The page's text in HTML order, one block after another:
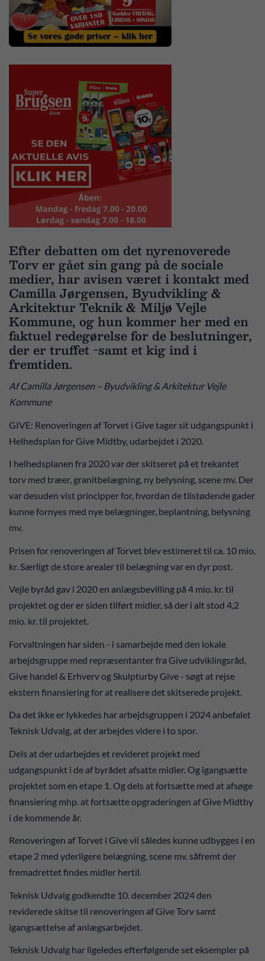
Efter debatten om det nyrenoverede
Torv er gået sin gang på de sociale
medier, har avisen været i kontakt med
Camilla Jørgensen, Byudvikling &
Arkitektur Teknik & Miljø Vejle
Kommune, og hun kommer her med en
faktuel redegørelse for de beslutninger,
der er truffet -samt et kig ind i
fremtiden.
Af Camilla Jørgensen – Byudvikling & Arkitektur Vejle
Kommune
GIVE: Renoveringen af Torvet i Give tager sit udgangspunkt i
Helhedsplan for Give Midtby, udarbejdet i 2020.
I helhedsplanen fra 2020 var der skitseret på et trekantet
torv med træer, granitbelægning, ny belysning, scene mv. Der
var desuden vist principper for, hvordan de tilstødende gader
kunne fornyes med nye belægninger, beplantning, belysning
mv.
Prisen for renoveringen af Torvet blev estimeret til ca. 10 mio.
kr. Særligt de store arealer til belægning var en dyr post.
Vejle byråd gav i 2020 en anlægsbevilling på 4 mio. kr. til
projektet og der er siden tilført midler, så der i alt stod 4,2
mio. kr. til projektet.
Forvaltningen har siden - i samarbejde med den lokale
arbejdsgruppe med repræsentanter fra Give udviklingsråd,
Give handel & Erhverv og Skulpturby Give - søgt at rejse
ekstern finansiering for at realisere det skitserede projekt.
Da det ikke er lykkedes har arbejdsgruppen i 2024 anbefalet
Teknisk Udvalg, at der arbejdes videre i to spor.
Dels at der udarbejdes et revideret projekt med
udgangspunkt i de af byrådet afsatte midler. Og igangsætte
projektet som en etape 1. Og dels at fortsætte med at afsøge
finansiering mhp. at fortsætte opgraderingen af Give Midtby
i de kommende år.
Renoveringen af Torvet i Give vil således kunne udbygges i en
etape 2 med yderligere belægning, scene mv. såfremt der
fremadrettet findes midler hertil.
Teknisk Udvalg godkendte 10. december 2024 den
reviderede skitse til renoveringen af Give Torv samt
igangsættelse af anlægsarbejdet.
Teknisk Udvalg har ligeledes efterfølgende set eksempler på